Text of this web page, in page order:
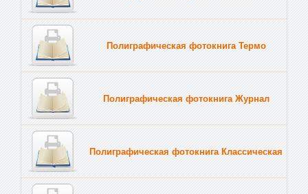
Полиграфическая фотокнига Термо
Полиграфическая фотокнига Журнал
Полиграфическая фотокнига Классическая